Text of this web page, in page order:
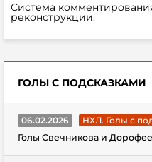
Система
реконструкции.
ГОЛЫ С ПОДСКАЗКАМИ
06.02.2026
НХЛ. Голы с
Голы Свечникова и